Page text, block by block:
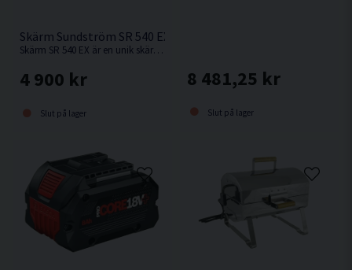
Löstagbart batteri av intelligent Litium-jon typ för
att fungera praktiskt.
Laddningstid ca 2 tim.
Automatisk 3 stegsladdare med tydliga lysdioder.
Skärm Sundström SR 540 EX
Skärm SR 540 EX är en unik skärm klassad i högsta skyddsnivån med nominell skyddsfaktor på 500.
4 900 kr
Slut på lager
8 481,25 kr
Slut på lager